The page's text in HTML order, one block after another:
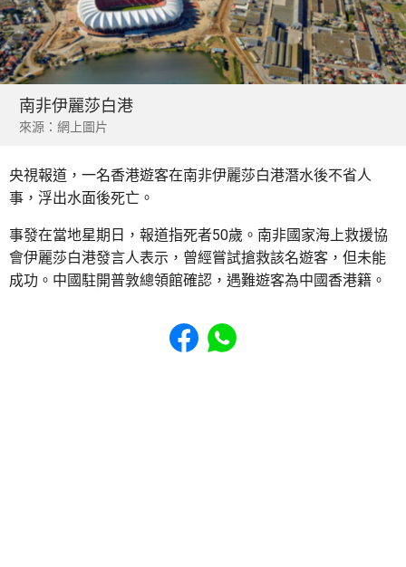
南非伊麗莎白港
來源：網上圖片
央視報道，一名香港遊客在南非伊麗莎白港潛水後不省人
事，浮出水面後死亡。
事發在當地星期日，報道指死者50歲。南非國家海上救援協
會伊麗莎白港發言人表示，曾經嘗試搶救該名遊客，但未能
成功。中國駐開普敦總領館確認，遇難遊客為中國香港籍。
Share to Facebook
Share to WhatsApp